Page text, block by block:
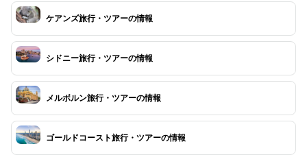
ケアンズ旅行・ツアーの情報
シドニー旅行・ツアーの情報
メルボルン旅行・ツアーの情報
ゴールドコースト旅行・ツアーの情報